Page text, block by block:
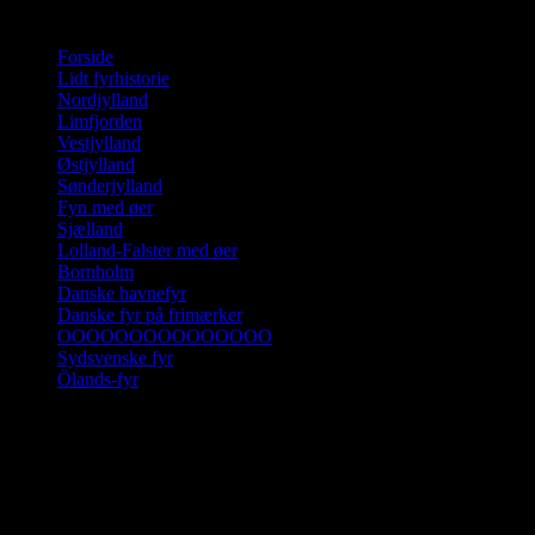
Forside
Lidt fyrhistorie
Nordjylland
Limfjorden
Vestjylland
Østjylland
Sønderjylland
Fyn med øer
Sjælland
Lolland-Falster med øer
Bornholm
Danske havnefyr
Danske fyr på frimærker
OOOOOOOOOOOOOOO
Sydsvenske fyr
Ölands-fyr